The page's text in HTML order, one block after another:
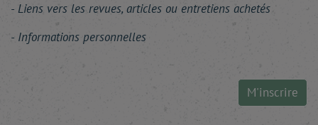
Liens vers les revues, articles ou entretiens achetés
Informations personnelles
M'inscrire